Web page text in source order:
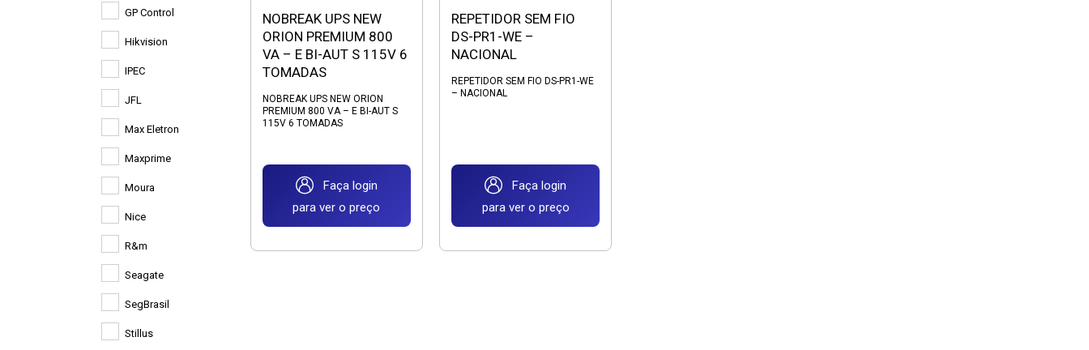
GP Control
Hikvision
IPEC
JFL
Max Eletron
Maxprime
Moura
Nice
R&m
Seagate
SegBrasil
Stillus
NOBREAK UPS NEW
ORION PREMIUM 800
VA – E BI-AUT S 115V 6
TOMADAS
NOBREAK UPS NEW ORION
PREMIUM 800 VA – E BI-AUT S
115V 6 TOMADAS
Faça login
para ver o preço
REPETIDOR SEM FIO
DS-PR1-WE –
NACIONAL
REPETIDOR SEM FIO DS-PR1-WE
– NACIONAL
Faça login
para ver o preço